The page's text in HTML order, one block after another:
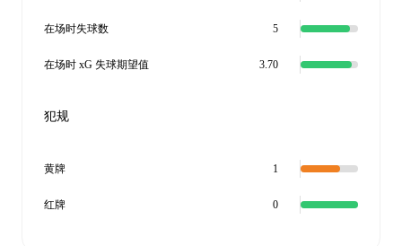
在场时失球数 5
在场时 xG 失球期望值 3.70
犯规
黄牌 1
红牌 0